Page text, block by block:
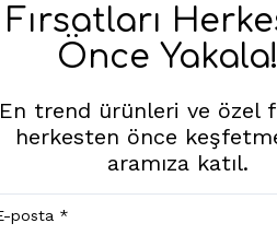
Fırsatları
Önce
En trend ürünleri ve özel
herkesten önce
aramıza katıl.